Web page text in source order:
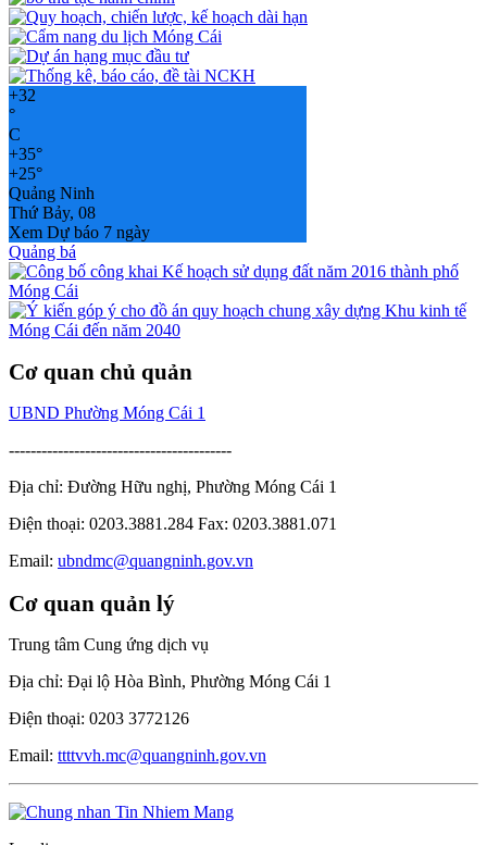
+32
°
C
+35°
+25°
Quảng Ninh
Thứ Bảy, 08
Xem Dự báo 7 ngày
Quảng bá
Cơ quan chủ quản
UBND Phường Móng Cái 1
-----------------------------------------
Địa chỉ: Đường Hữu nghị, Phường Móng Cái 1
Điện thoại: 0203.3881.284 Fax: 0203.3881.071
Email: ubndmc@quangninh.gov.vn
Cơ quan quản lý
Trung tâm Cung ứng dịch vụ
Địa chỉ: Đại lộ Hòa Bình, Phường Móng Cái 1
Điện thoại: 0203 3772126
Email: ttttvvh.mc@quangninh.gov.vn